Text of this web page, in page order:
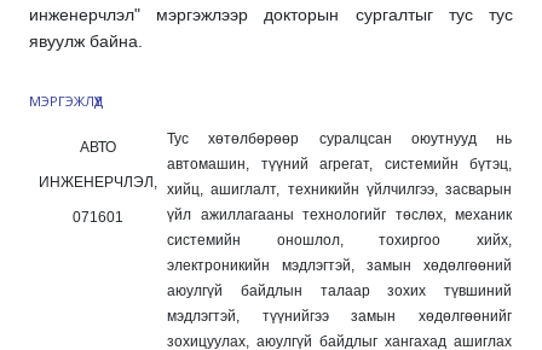
инженерчлэл" мэргэжлээр докторын сургалтыг тус тус
явуулж байна.
МЭРГЭЖЛҮҮД
АВТО
ИНЖЕНЕРЧЛЭЛ,
071601
Тус хөтөлбөрөөр суралцсан оюутнууд нь
автомашин, түүний агрегат, системийн бүтэц,
хийц, ашиглалт, техникийн үйлчилгээ, засварын
үйл ажиллагааны технологийг төслөх, механик
системийн оношлол, тохиргоо хийх,
электроникийн мэдлэгтэй, замын хөдөлгөөний
аюулгүй байдлын талаар зохих түвшиний
мэдлэгтэй, түүнийгээ замын хөдөлгөөнийг
зохицуулах, аюулгүй байдлыг хангахад ашиглах